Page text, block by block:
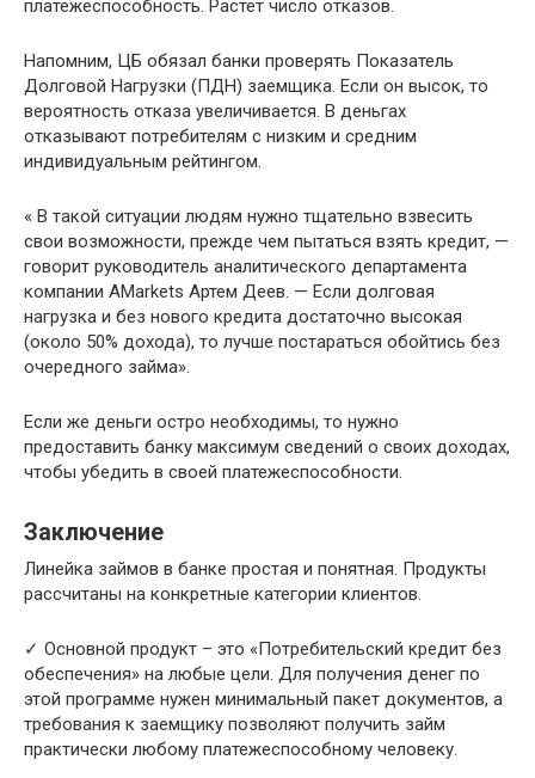
платежеспособность. Растет число отказов.
Напомним, ЦБ обязал банки проверять Показатель
Долговой Нагрузки (ПДН) заемщика. Если он высок, то
вероятность отказа увеличивается. В деньгах
отказывают потребителям с низким и средним
индивидуальным рейтингом.
« В такой ситуации людям нужно тщательно взвесить
свои возможности, прежде чем пытаться взять кредит, —
говорит руководитель аналитического департамента
компании AMarkets Артем Деев. — Если долговая
нагрузка и без нового кредита достаточно высокая
(около 50% дохода), то лучше постараться обойтись без
очередного займа».
Если же деньги остро необходимы, то нужно
предоставить банку максимум сведений о своих доходах,
чтобы убедить в своей платежеспособности.
Заключение
Линейка займов в банке простая и понятная. Продукты
рассчитаны на конкретные категории клиентов.
✓ Основной продукт – это «Потребительский кредит без
обеспечения» на любые цели. Для получения денег по
этой программе нужен минимальный пакет документов, а
требования к заемщику позволяют получить займ
практически любому платежеспособному человеку.